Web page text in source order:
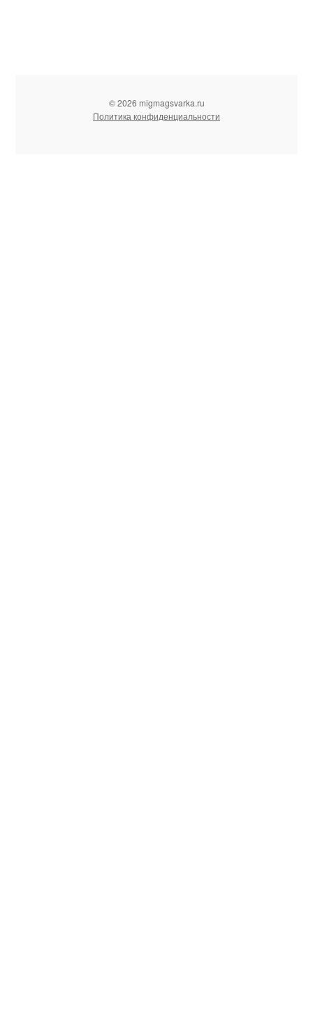
© 2026 migmagsvarka.ru
Политика конфиденциальности